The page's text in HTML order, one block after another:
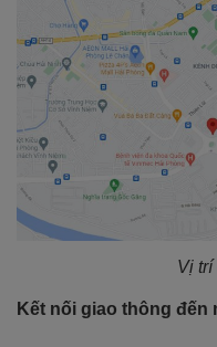
Vị trí
Kết nối giao thông